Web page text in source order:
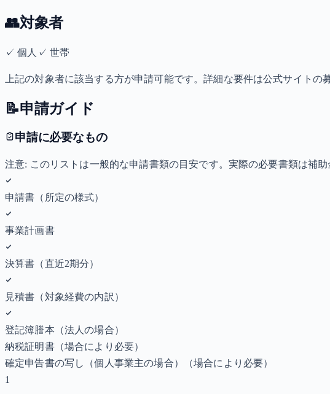
👥対象者
✓個人 ✓ 世帯
上記の対象者に該当する方が申請可能です。詳細な要件は公式サイトの
📝申請ガイド
申請に必要なもの
注意: このリストは一般的な申請書類の目安です。実際の必要書類は補
申請書（所定の様式）
事業計画書
決算書（直近2期分）
見積書（対象経費の内訳）
登記簿謄本（法人の場合）
納税証明書（場合により必要）
確定申告書の写し（個人事業主の場合）
（場合により必要）
1